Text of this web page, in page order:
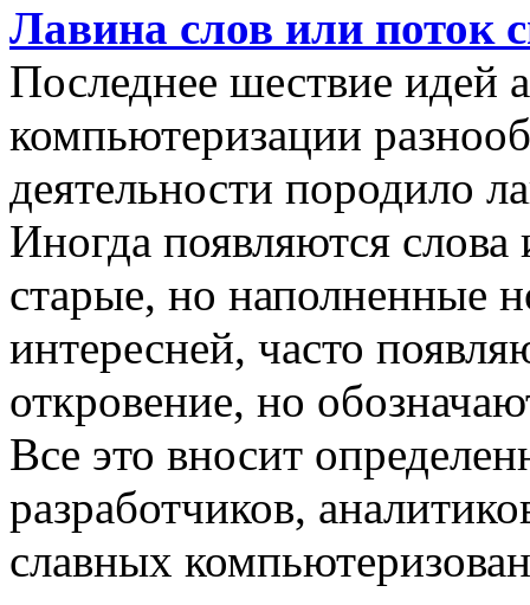
Лавина слов или поток
Последнее шествие идей
компьютеризации
деятельности породило
Иногда появляются
старые, но наполненные
интересней, часто
откровение, но
Все это вносит
разработчиков,
славных